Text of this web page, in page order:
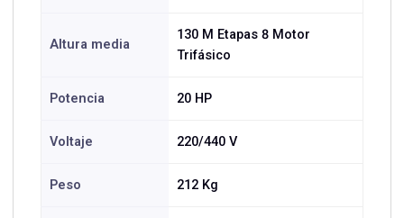
Altura media
130 M Etapas 8 Motor
Trifásico
Potencia 20 HP
Voltaje 220/440 V
Peso 212 Kg